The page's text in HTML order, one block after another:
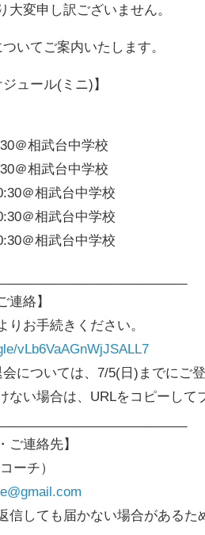
大変申し訳ございません。
いてご案内いたします。
ュール(ミニ)】
＠相武台中学校
＠相武台中学校
＠相武台中学校
＠相武台中学校
＠相武台中学校
連絡】
りお手続きください。
vLb6VaAGnWjJSALL7
については、7/5(日)までにご登
い場合は、URLをコピーして
ご連絡先】
ーチ）
しても届かない場合があるた